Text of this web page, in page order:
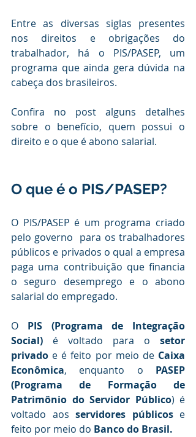
Entre as diversas siglas presentes
nos direitos e obrigações do
trabalhador, há o PIS/PASEP, um
programa que ainda gera dúvida na
cabeça dos brasileiros.
Confira no post alguns detalhes
sobre o benefício, quem possui o
direito e o que é abono salarial.
O que é o PIS/PASEP?
O PIS/PASEP é um programa criado
pelo governo  para os trabalhadores
públicos e privados o qual a empresa
paga uma contribuição que financia
o seguro desemprego e o abono
salarial do empregado.
O PIS (Programa de Integração
Social) é voltado para o setor
privado e é feito por meio de Caixa
Econômica, enquanto o PASEP
(Programa de Formação de
Patrimônio do Servidor Público) é
voltado aos servidores públicos e
feito por meio do Banco do Brasil.